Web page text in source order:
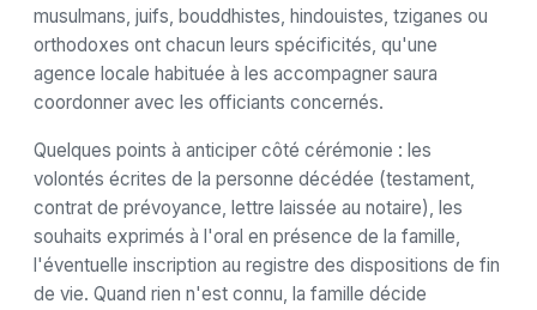
musulmans, juifs, bouddhistes, hindouistes, tziganes ou
orthodoxes ont chacun leurs spécificités, qu'une
agence locale habituée à les accompagner saura
coordonner avec les officiants concernés.
Quelques points à anticiper côté cérémonie : les
volontés écrites de la personne décédée (testament,
contrat de prévoyance, lettre laissée au notaire), les
souhaits exprimés à l'oral en présence de la famille,
l'éventuelle inscription au registre des dispositions de fin
de vie. Quand rien n'est connu, la famille décide